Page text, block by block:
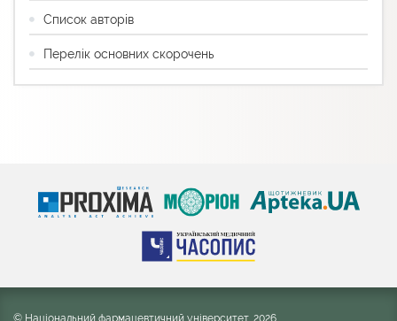
Список авторів
Перелік основних скорочень
© Національний фармацевтичний університет, 2026